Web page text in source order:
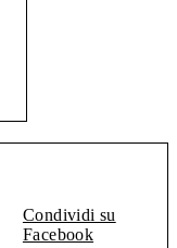
Condividi su
Facebook